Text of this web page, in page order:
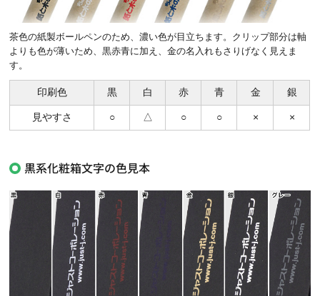
茶色の紙製ボールペンのため、濃い色が目立ちます。クリップ部分は軸
よりも色が薄いため、黒赤青に加え、金の名入れもさりげなく見えま
す。
印刷色 黒 白 赤 青 金 銀
見やすさ ○ △ ○ ○ × ×
黒系化粧箱文字の色見本